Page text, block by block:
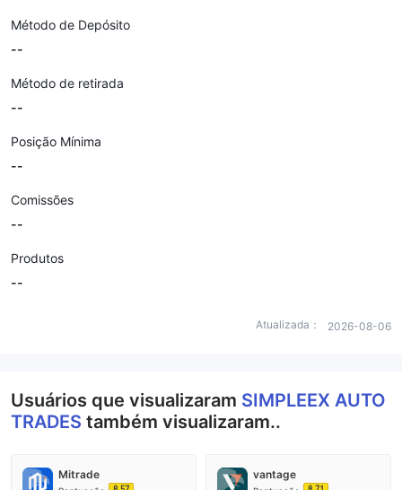
Método de Depósito
--
Método de retirada
--
Posição Mínima
--
Comissões
--
Produtos
--
Atualizada： 2026-08-06
Usuários que visualizaram SIMPLEEX AUTO
TRADES também visualizaram..
Mitrade vantage